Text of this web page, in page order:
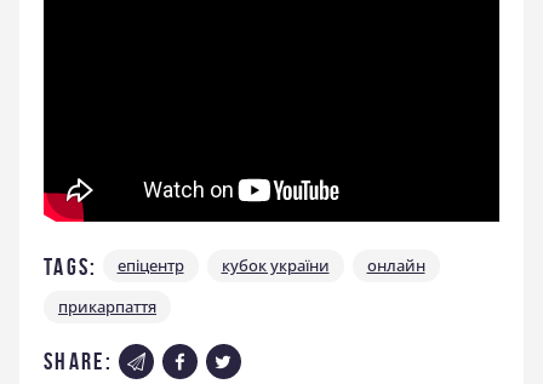
Tags: епіцентр кубок україни
онлайн
прикарпаття
share: